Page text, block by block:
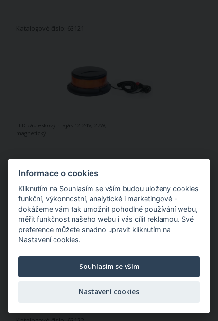
Katalogové číslo: 63121
Skladem v ČR
Můžete mít:Pondělí 10.08.2026
967,93 Kč / ks
LED zábleskový maják 12-24V, 27W,
magnetický.
Typ:zábleskový
Napětí (V):
Žárovka:LED
Informace o cookies
Kliknutím na Souhlasím se vším budou uloženy cookies
funkční, výkonnostní, analytické i marketingové -
dokážeme vám tak umožnit pohodlné používání webu,
měřit funkčnost našeho webu i vás cílit reklamou. Své
preference můžete snadno upravit kliknutím na
Nastavení cookies.
Souhlasím se vším
Nastavení cookies